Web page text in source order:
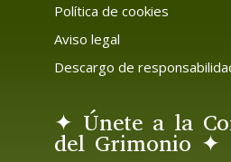
Política de cookies
Aviso legal
Descargo de
✦ Únete a la
del Grimonio ✦